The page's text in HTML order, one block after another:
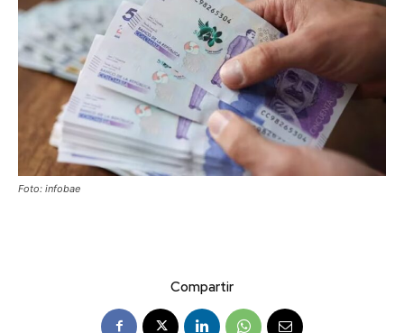
Foto: infobae
Compartir